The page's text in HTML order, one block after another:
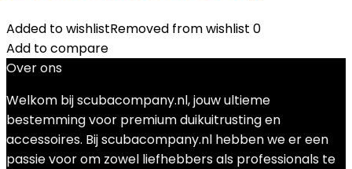
Added to wishlistRemoved from wishlist 0
Add to compare
Over ons
Welkom bij scubacompany.nl, jouw ultieme
bestemming voor premium duikuitrusting en
accessoires. Bij scubacompany.nl hebben we er een
passie voor om zowel liefhebbers als professionals te